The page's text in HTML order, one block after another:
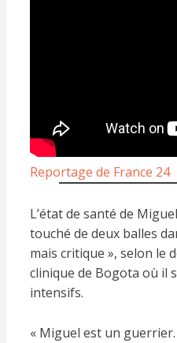
Reportage de France 24
L’état de santé de
touché de deux balles
mais critique », selon le
clinique de Bogota où il
intensifs.
« Miguel est un